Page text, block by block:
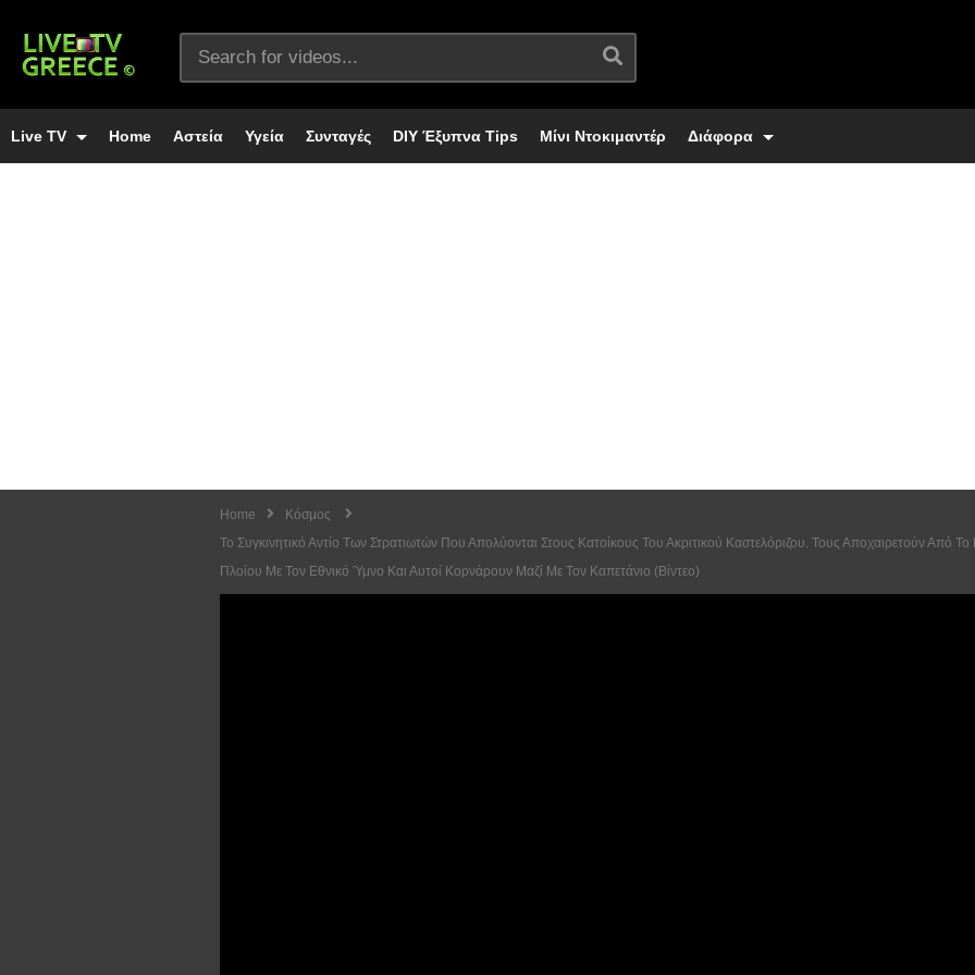
Live TV Home Αστεία Υγεία Συνταγές DIY Έξυπνα Tips Μίνι Ντοκιμαντέρ Διάφορα
Home
Κόσμος
Το Συγκινητικό Αντίο Των Στρατιωτών Που Απολύονται Στους Κατοίκους Του Ακριτικού Καστελόριζου. Τους Αποχαιρετούν Από
Πλοίου Με Τον Εθνικό Ύμνο Και Αυτοί Κορνάρουν Μαζί Με Τον Καπετάνιο (βίντεο)